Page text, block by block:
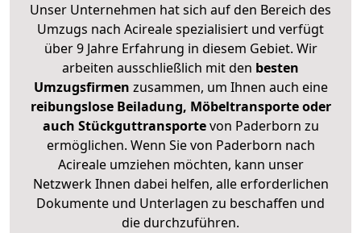
Unser Unternehmen hat sich auf den Bereich des
Umzugs nach Acireale spezialisiert und verfügt
über 9 Jahre Erfahrung in diesem Gebiet. Wir
arbeiten ausschließlich mit den besten
Umzugsfirmen zusammen, um Ihnen auch eine
reibungslose Beiladung, Möbeltransporte oder
auch Stückguttransportevon Paderborn zu
ermöglichen. Wenn Sie von Paderborn nach
Acireale umziehen möchten, kann unser
Netzwerk Ihnen dabei helfen, alle erforderlichen
Dokumente und Unterlagen zu beschaffen und
die durchzuführen.